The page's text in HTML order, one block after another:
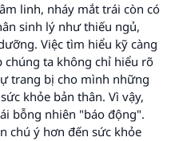
linh, nháy mắt trái còn có
sinh lý như thiếu ngủ,
Việc tìm hiểu kỹ càng
ta không chỉ hiểu rõ
trang bị cho mình những
khỏe bản thân. Vì vậy,
bỗng nhiên "báo động".
chú ý hơn đến sức khỏe